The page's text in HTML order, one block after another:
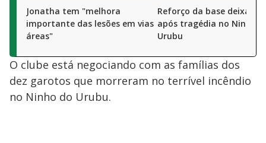
Jonatha tem "melhora
importante das lesões em vias
áreas"
Reforço da base deixa
após tragédia no Ninho
Urubu
O clube está negociando com as famílias dos
dez garotos que morreram no terrível incêndio
no Ninho do Urubu.